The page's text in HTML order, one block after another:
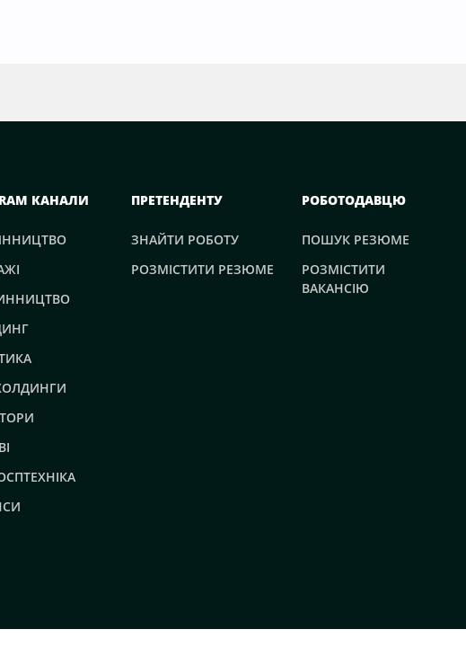
КАНАЛИ ПРЕТЕНДЕНТУ
ЗНАЙТИ РОБОТУ
РОЗМІСТИТИ РЕЗЮМЕ
РОБОТОДАВЦЮ
ПОШУК РЕЗЮМЕ
РОЗМІСТИТИ
ВАКАНСІЮ